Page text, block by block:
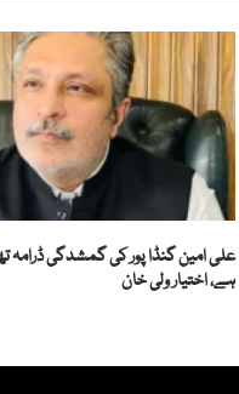
علی امین گنڈا پور کی گمشدگی ڈرامہ تھی
ہے، اختیار ولی خان